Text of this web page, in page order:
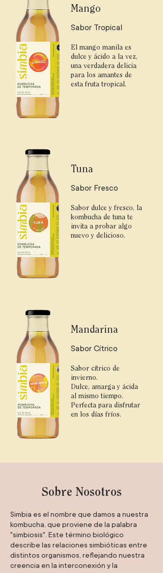
Mango
Sabor Tropical
El mango manila es
dulce y ácido a la vez,
una verdadera delicia
para los amantes de
esta fruta tropical.
Tuna
Sabor Fresco
Sabor dulce y fresco, la
kombucha de tuna te
invita a probar algo
nuevo y delicioso.
Mandarina
Sabor Cítrico
Sabor cítrico de
invierno.
Dulce, amarga y ácida
al mismo tiempo.
Perfecta para disfrutar
en los días fríos.
Sobre Nosotros
Simbia es el nombre que damos a nuestra
kombucha, que proviene de la palabra
"simbiosis". Este término biológico
describe las relaciones simbióticas entre
distintos organismos, reflejando nuestra
creencia en la interconexión y la